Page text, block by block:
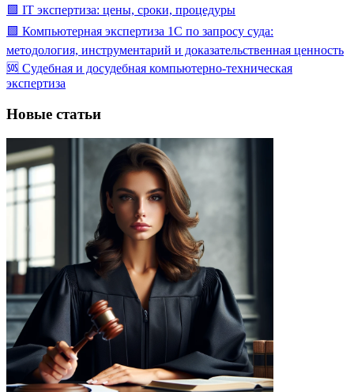
🟩 IT экспертиза: цены, сроки, процедуры
🟩 Компьютерная экспертиза 1С по запросу суда:
методология, инструментарий и доказательственная ценность
🆘 Судебная и досудебная компьютерно-техническая
экспертиза
Новые статьи